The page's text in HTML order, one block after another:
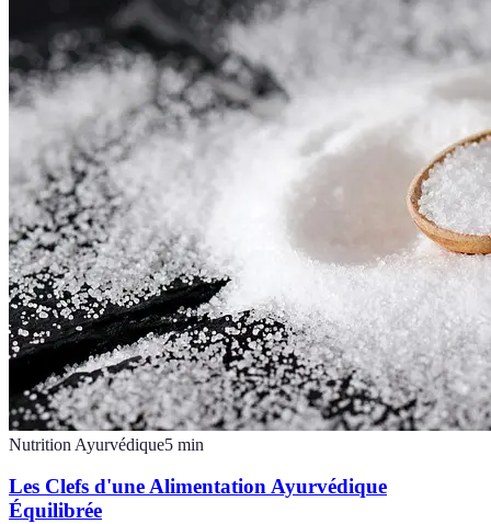
Nutrition Ayurvédique5 min
Les Clefs d'une Alimentation Ayurvédique
Équilibrée